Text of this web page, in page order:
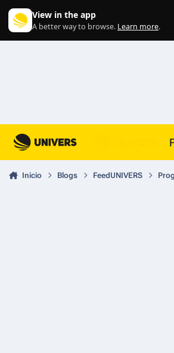
View in the app
A better way to browse. Learn more.
Inicio Blogs FeedUNIVERS